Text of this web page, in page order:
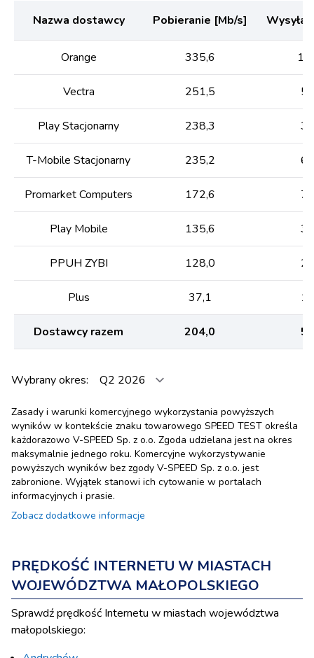
Nazwa dostawcy Pobieranie [Mb/s]
Orange 335,6
Vectra 251,5
Play Stacjonarny 238,3
T-Mobile Stacjonarny 235,2
Promarket Computers 172,6
Play Mobile 135,6
PPUH ZYBI 128,0
Plus 37,1
Dostawcy razem 204,0
Wybrany okres:
Zasady i warunki komercyjnego wykorzystania powyższych
wyników w kontekście znaku towarowego SPEED TEST określa
każdorazowo V-SPEED Sp. z o.o. Zgoda udzielana jest na okres
maksymalnie jednego roku. Komercyjne wykorzystywanie
powyższych wyników bez zgody V-SPEED Sp. z o.o. jest
zabronione. Wyjątek stanowi ich cytowanie w portalach
informacyjnych i prasie.
Zobacz dodatkowe informacje
PRĘDKOŚĆ INTERNETU W MIASTACH
WOJEWÓDZTWA MAŁOPOLSKIEGO
Sprawdź prędkość Internetu w miastach województwa
małopolskiego: